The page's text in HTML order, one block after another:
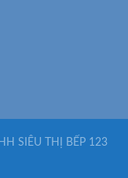
SIÊU THỊ BẾP 123